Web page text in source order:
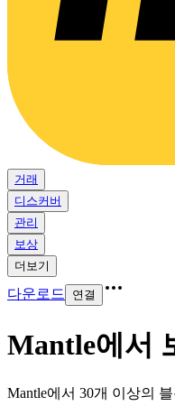
거래
디스커버
관리
보상
더보기
다운로드 연결
Mantle에서
Mantle에서 30개 이상의